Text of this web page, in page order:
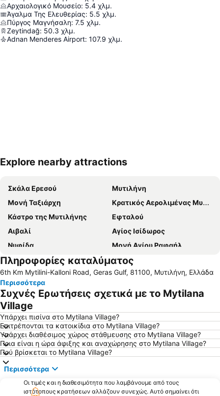
Αρχαιολογικό Μουσείο: 5.4 χλμ.
Άγαλμα Της Ελευθερίας: 5.5 χλμ.
Πύργος Μαγνήσαλη: 7.5 χλμ.
Zeytindağ: 50.3 χλμ.
Adnan Menderes Airport: 107.9 χλμ.
Ανάπτυξη χάρτη
Explore nearby attractions
Σκάλα Ερεσού
Μυτιλήνη
Μονή Ταξιάρχη
Κρατικός Αερολιμένας Μυτιλήνης Οδυσσέας Ελύτης
Κάστρο της Μυτιλήνης
Εφταλού
Αιβαλί
Αγίος Ισίδωρος
Νυφίδα
Μονή Αγίου Ραφαήλ
Άναξος
Βατερά
Παραδοσιακός Οικισμός Αγιάσου
Κάστρο Μολύβου
Παραδοσιακός οικισμός Μολύβου
Κανόνι
Μουσείο Ελιάς Λέσβου
Αμμουδέλι
Μελίντα
Παραδοσιακός Οικισμός Παναγιούδας
Πανηγύρι Ταξιάρχη Μανταμάδου
Cunda Island
Παραδοσιακός Οικισμός Πέτρας
Πλαζ Τσαμάκια
Ayvacik
Αρχαίο Θέατρο
Λιμανάκι Άσσου
Παραδοσιακός Οικισμός Μόριας
Πληροφορίες καταλύματος
6th Km Mytilini-Kalloni Road, Geras Gulf, 81100, Μυτιλήνη, Ελλάδα
Περισσότερα
Συχνές Ερωτήσεις σχετικά με το Mytilana
Village
Υπάρχει πισίνα στο Mytilana Village?
Επιτρέπονται τα κατοικίδια στο Mytilana Village?
Υπάρχει διαθέσιμος χώρος στάθμευσης στο Mytilana Village?
Ποια είναι η ώρα άφιξης και αναχώρησης στο Mytilana Village?
Πού βρίσκεται το Mytilana Village?
Περισσότερα
Οι τιμές και η διαθεσιμότητα που λαμβάνουμε από τους
ιστότοπους κρατήσεων αλλάζουν συνεχώς. Αυτό σημαίνει ότι